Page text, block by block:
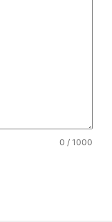
0 / 1000